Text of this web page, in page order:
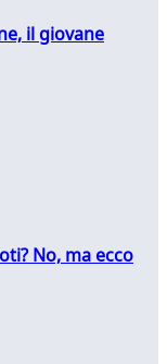
il giovane
No, ma ecco